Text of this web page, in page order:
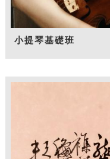
小提琴基礎班